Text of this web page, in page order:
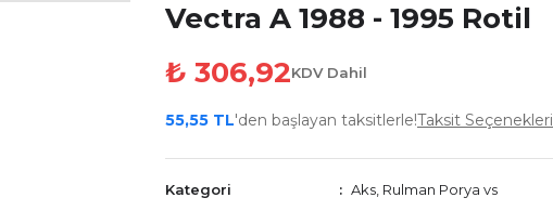
Vectra A 1988 - 1995 Rotil
₺ 306,92KDV Dahil
55,55 TL'den başlayan taksitlerle!Taksit Seçenekleri
Kategori Aks, Rulman Porya vs